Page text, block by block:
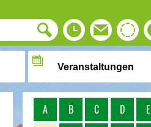
Veranstaltungen
A B C D
E